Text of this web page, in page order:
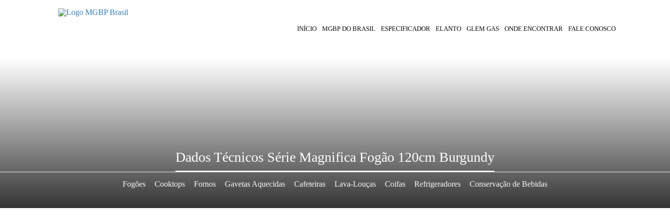
INÍCIO MGBP DO BRASIL ESPECIFICADOR ELANTO GLEM GAS ONDE ENCONTRAR FALE CONOSCO
Dados Técnicos Série Magnifica Fogão 120cm Burgundy
Fogões Cooktops Fornos Gavetas Aquecidas Cafeteiras Lava-Louças Coifas Refrigeradores Conservação de Bebidas